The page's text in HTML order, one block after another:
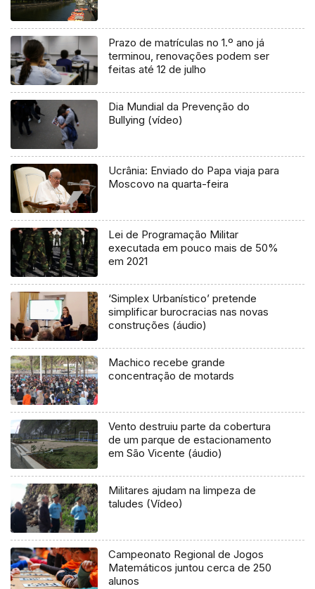
Prazo de matrículas no 1.º ano já
terminou, renovações podem ser
feitas até 12 de julho
Dia Mundial da Prevenção do
Bullying (vídeo)
Ucrânia: Enviado do Papa viaja para
Moscovo na quarta-feira
Lei de Programação Militar
executada em pouco mais de 50%
em 2021
‘Simplex Urbanístico’ pretende
simplificar burocracias nas novas
construções (áudio)
Machico recebe grande
concentração de motards
Vento destruiu parte da cobertura
de um parque de estacionamento
em São Vicente (áudio)
Militares ajudam na limpeza de
taludes (Vídeo)
Campeonato Regional de Jogos
Matemáticos juntou cerca de 250
alunos